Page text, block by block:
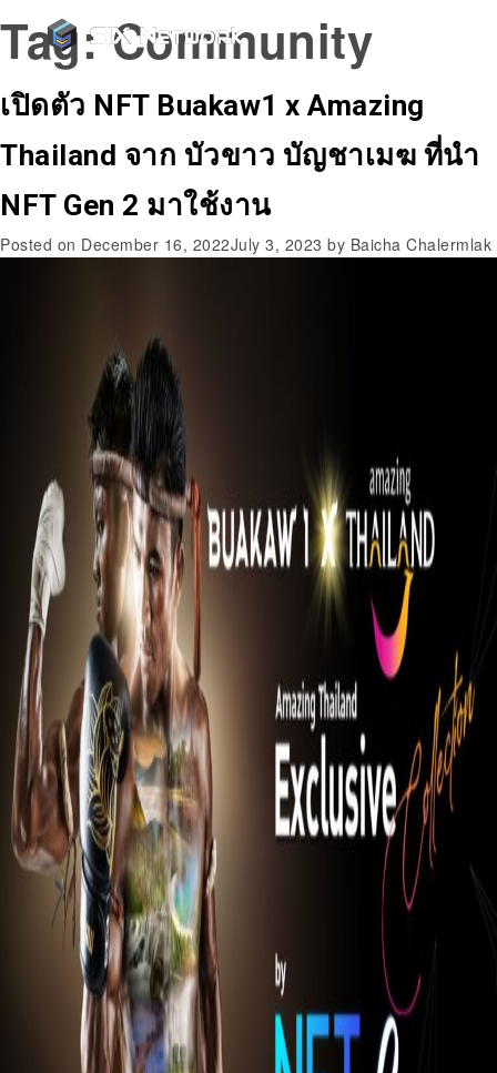
Tag:Community
เปิดตัว NFT Buakaw1 x Amazing
Thailand จาก บัวขาว บัญชาเมฆ ที่นำ
NFT Gen 2 มาใช้งาน
Posted on December 16, 2022July 3, 2023 by Baicha Chalermlak